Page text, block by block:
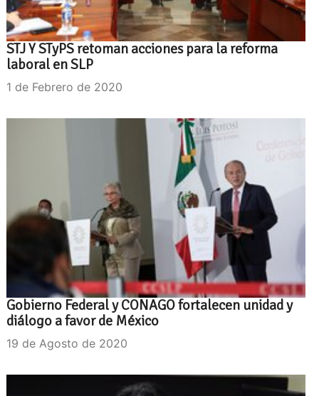
STJ Y STyPS retoman acciones para la reforma
laboral en SLP
1 de Febrero de 2020
Gobierno Federal y CONAGO fortalecen unidad y
diálogo a favor de México
19 de Agosto de 2020